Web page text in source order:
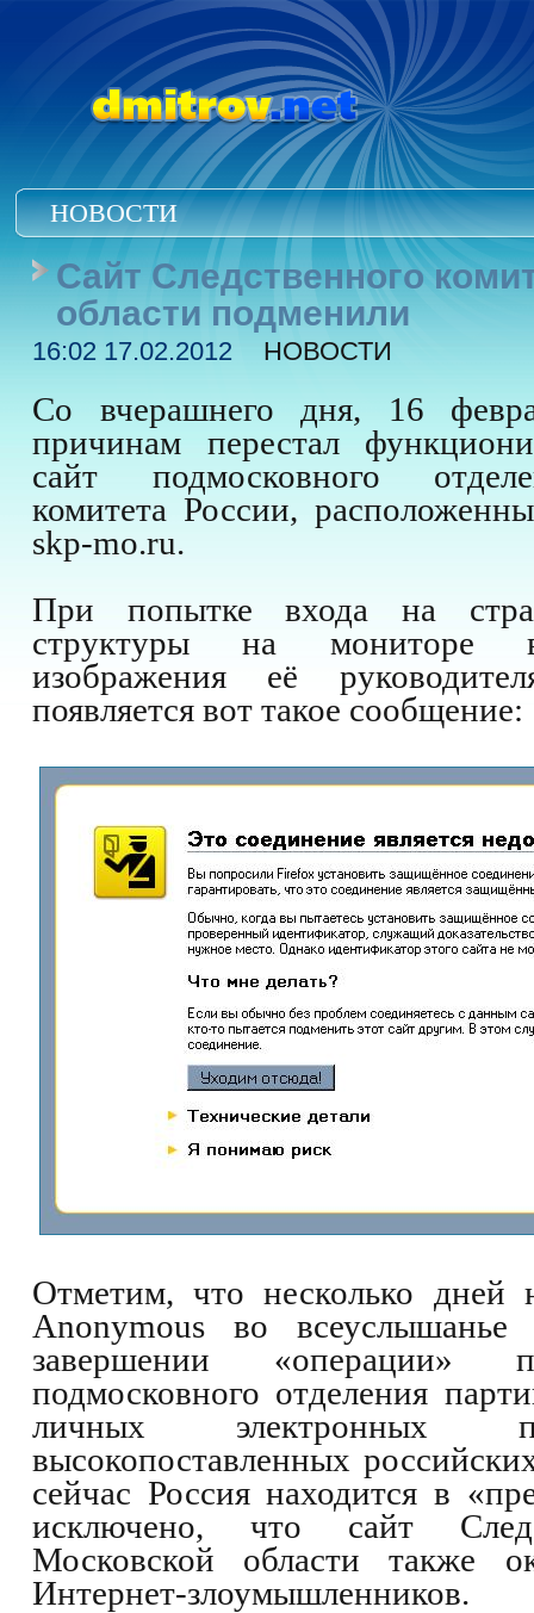
НОВОСТИ
Сайт Следственного
области подменили
16:02 17.02.2012 НОВОСТИ
Со вчерашнего дня, 16
причинам перестал
сайт подмосковного
комитета России,
skp-mo.ru.
При попытке входа на
структуры на мониторе
изображения её
появляется вот такое сообщение:
Отметим, что несколько дней
Anonymous во всеуслышанье
завершении
подмосковного отделения
личных электронных
высокопоставленных
сейчас Россия находится в
исключено, что сайт
Московской области также
Интернет-злоумышленников.